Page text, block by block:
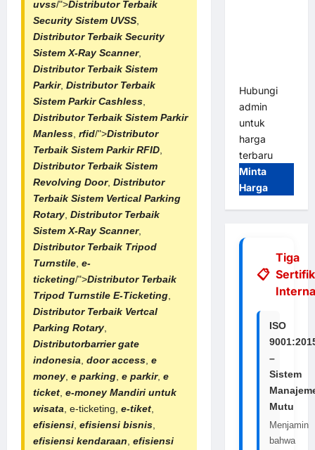
uvss/">Distributor Terbaik
Security Sistem UVSS
Distributor Terbaik Security
Sistem X-Ray Scanner,
Distributor Terbaik Sistem
Parkir, Distributor Terbaik
Sistem Parkir Cashless
Distributor Terbaik Sistem Parkir
Manless rfid/">Distributor
Terbaik Sistem Parkir RFID
Distributor Terbaik Sistem
Revolving Door, Distributor
Terbaik Sistem Vertical Parking
Rotary Distributor Terbaik
Sistem X-Ray Scanner,
Distributor Terbaik Tripod
Turnstile e-
ticketing/">Distributor Terbaik
Tripod Turnstile E-Ticketing
Distributor Terbaik Vertcal
Parking Rotary
Distributorbarrier gate
indonesia door access e
money e parking e parkir, e
ticket e-money Mandiri untuk
wisata , e-ticketing, e-tiket
efisiensi efisiensi bisnis
efisiensi kendaraan efisiensi
Hubungi
admin
untuk
harga
terbaru
Minta
Harga
Tiga
ISO
–
Sistem
Mutu
Menjamin
bahwa